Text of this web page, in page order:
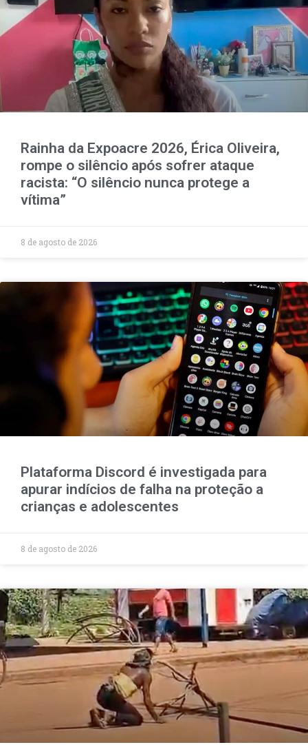
Rainha da Expoacre 2026, Érica Oliveira,
rompe o silêncio após sofrer ataque
racista: “O silêncio nunca protege a
vítima”
8 de agosto de 2026
Plataforma Discord é investigada para
apurar indícios de falha na proteção a
crianças e adolescentes
8 de agosto de 2026